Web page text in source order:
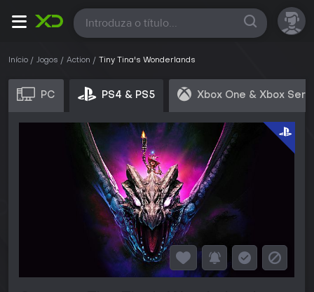
Todas
Início Jogos Action Tiny Tina's Wonderlands
PC PS4 & PS5 Xbox One & Xbox